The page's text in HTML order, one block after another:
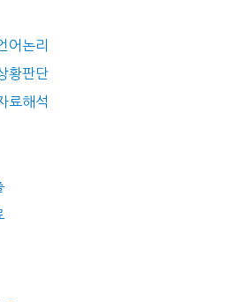
어논리
황판단
료해석